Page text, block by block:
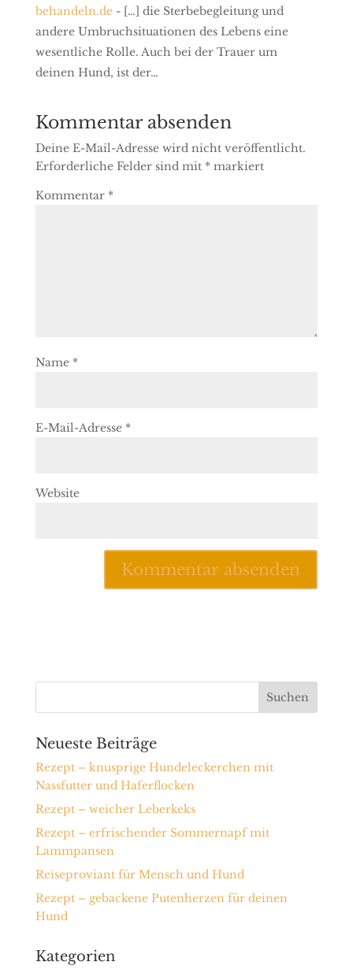
behandeln.de- […] die Sterbebegleitung und
andere Umbruchsituationen des Lebens eine
wesentliche Rolle. Auch bei der Trauer um
deinen Hund, ist der…
Kommentar absenden
Deine E-Mail-Adresse wird nicht veröffentlicht.
Erforderliche Felder sind mit *markiert
Kommentar *
Name *
E-Mail-Adresse *
Website
Neueste Beiträge
Rezept – knusprige Hundeleckerchen mit
Nassfutter und Haferflocken
Rezept – weicher Leberkeks
Rezept – erfrischender Sommernapf mit
Lammpansen
Reiseproviant für Mensch und Hund
Rezept – gebackene Putenherzen für deinen
Hund
Kategorien